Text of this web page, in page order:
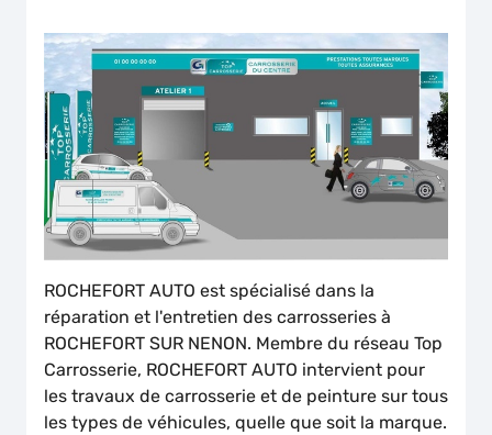
ROCHEFORT AUTO est spécialisé dans la
réparation et l'entretien des carrosseries à
ROCHEFORT SUR NENON. Membre du réseau Top
Carrosserie, ROCHEFORT AUTO intervient pour
les travaux de carrosserie et de peinture sur tous
les types de véhicules, quelle que soit la marque.